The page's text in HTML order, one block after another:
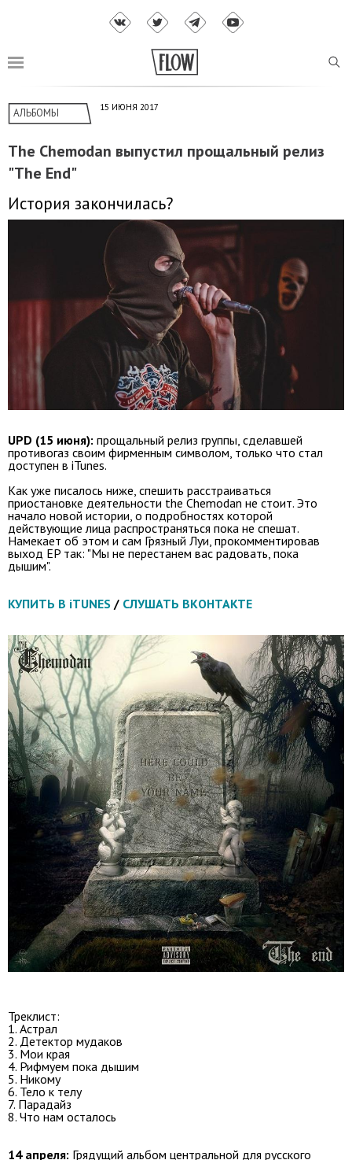
АЛЬБОМЫ 15 ИЮНЯ 2017
The Chemodan выпустил прощальный релиз
"The End"
История закончилась?
UPD (15 июня): прощальный релиз группы, сделавшей
противогаз своим фирменным символом, только что стал
доступен в iTunes.
Как уже писалось ниже, спешить расстраиваться
приостановке деятельности the Chemodan не стоит. Это
начало новой истории, о подробностях которой
действующие лица распространяться пока не спешат.
Намекает об этом и сам Грязный Луи, прокомментировав
выход EP так: "Мы не перестанем вас радовать, пока
дышим".
КУПИТЬ В iTUNES / СЛУШАТЬ ВКОНТАКТЕ
Треклист:
1. Астрал
2. Детектор мудаков
3. Мои края
4. Рифмуем пока дышим
5. Никому
6. Тело к телу
7. Парадайз
8. Что нам осталось
14 апреля: Грядущий альбом центральной для русского